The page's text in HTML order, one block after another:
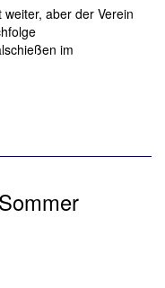
aber der Verein
im